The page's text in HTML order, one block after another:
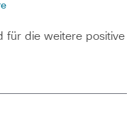
für die weitere positive